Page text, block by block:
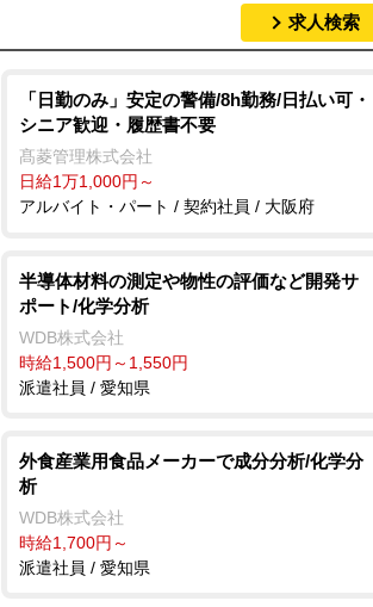
求人検索
「日勤のみ」安定の警備/8h勤務/日払い可・
シニア歓迎・履歴書不要
髙菱管理株式会社
日給1万1,000円～
アルバイト・パート / 契約社員 / 大阪府
半導体材料の測定や物性の評価など開発サ
ポート/化学分析
WDB株式会社
時給1,500円～1,550円
派遣社員 / 愛知県
外食産業用食品メーカーで成分分析/化学分
析
WDB株式会社
時給1,700円～
派遣社員 / 愛知県